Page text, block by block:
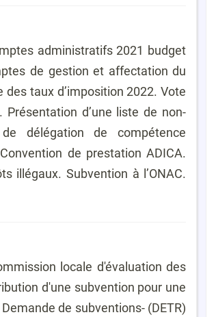
administratifs 2021 budget
de gestion et affectation du
taux d’imposition 2022. Vote
d’une liste de non-
délégation de compétence
de prestation ADICA.
illégaux. Subvention à l’ONAC.
locale d'évaluation des
d'une subvention pour une
de subventions- (DETR)